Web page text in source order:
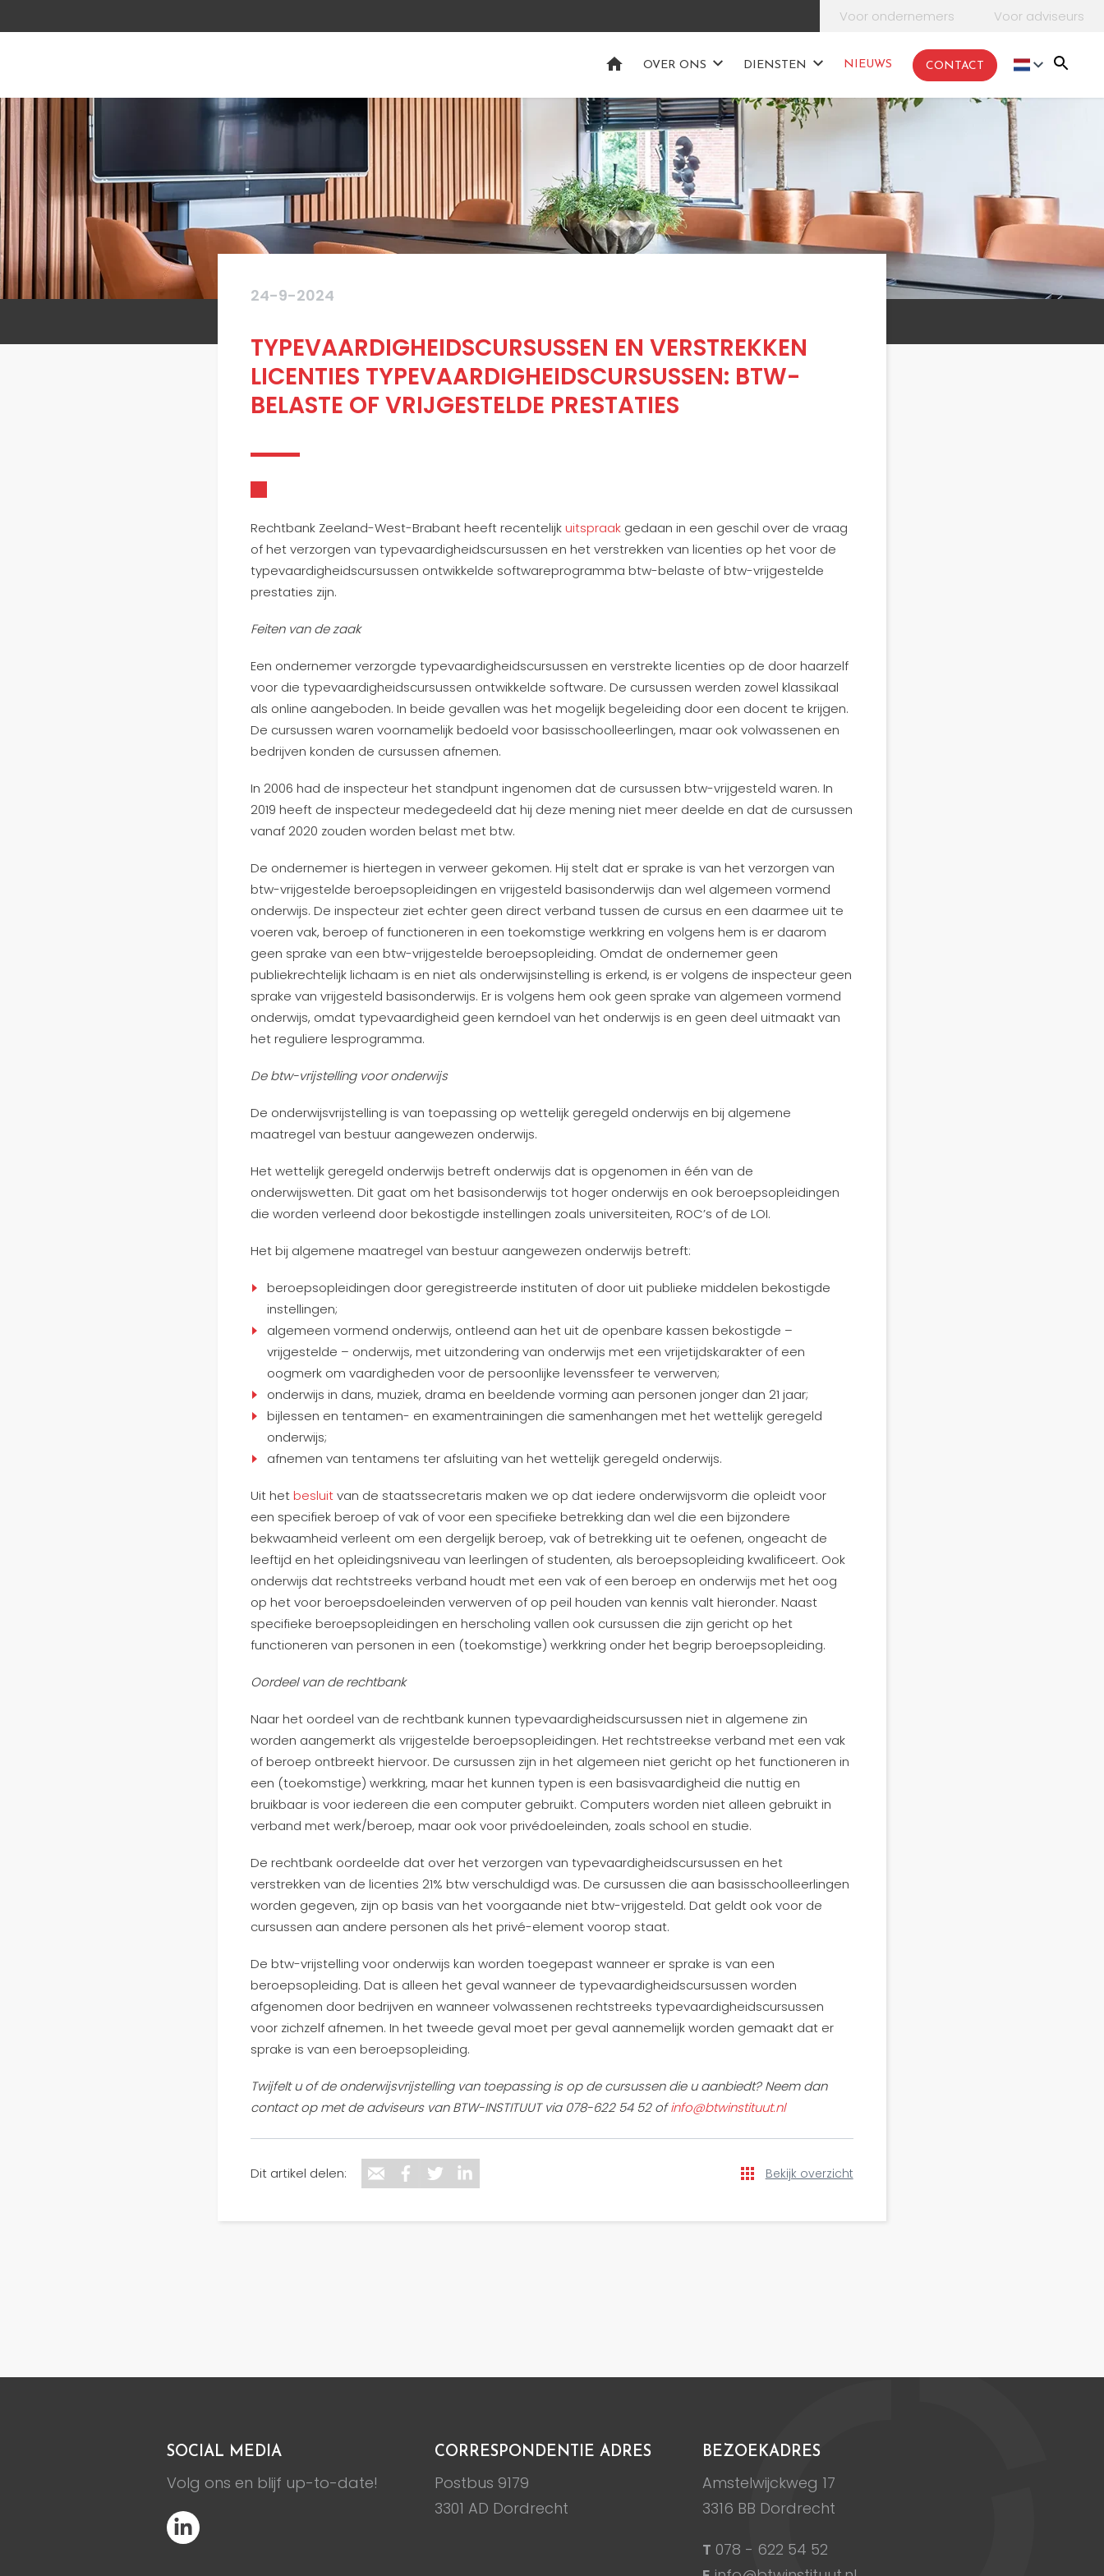
Voor ondernemers Voor adviseurs
HOMEOVER ONS DIENSTEN NIEUWS CONTACT
24-9-2024
TYPEVAARDIGHEIDSCURSUSSEN EN VERSTREKKEN
LICENTIES TYPEVAARDIGHEIDSCURSUSSEN: BTW-
BELASTE OF VRIJGESTELDE PRESTATIES
Rechtbank Zeeland-West-Brabant heeft recentelijkuitspraak gedaan in een geschil over de vraag
of het verzorgen van typevaardigheidscursussen en het verstrekken van licenties op het voor de
typevaardigheidscursussen ontwikkelde softwareprogramma btw-belaste of btw-vrijgestelde
prestaties zijn.
Feiten van de zaak
Een ondernemer verzorgde typevaardigheidscursussen en verstrekte licenties op de door haarzelf
voor die typevaardigheidscursussen ontwikkelde software. De cursussen werden zowel klassikaal
als online aangeboden. In beide gevallen was het mogelijk begeleiding door een docent te krijgen.
De cursussen waren voornamelijk bedoeld voor basisschoolleerlingen, maar ook volwassenen en
bedrijven konden de cursussen afnemen.
In 2006 had de inspecteur het standpunt ingenomen dat de cursussen btw-vrijgesteld waren. In
2019 heeft de inspecteur medegedeeld dat hij deze mening niet meer deelde en dat de cursussen
vanaf 2020 zouden worden belast met btw.
De ondernemer is hiertegen in verweer gekomen. Hij stelt dat er sprake is van het verzorgen van
btw-vrijgestelde beroepsopleidingen en vrijgesteld basisonderwijs dan wel algemeen vormend
onderwijs. De inspecteur ziet echter geen direct verband tussen de cursus en een daarmee uit te
voeren vak, beroep of functioneren in een toekomstige werkkring en volgens hem is er daarom
geen sprake van een btw-vrijgestelde beroepsopleiding. Omdat de ondernemer geen
publiekrechtelijk lichaam is en niet als onderwijsinstelling is erkend, is er volgens de inspecteur geen
sprake van vrijgesteld basisonderwijs. Er is volgens hem ook geen sprake van algemeen vormend
onderwijs, omdat typevaardigheid geen kerndoel van het onderwijs is en geen deel uitmaakt van
het reguliere lesprogramma.
De btw-vrijstelling voor onderwijs
De onderwijsvrijstelling is van toepassing op wettelijk geregeld onderwijs en bij algemene
maatregel van bestuur aangewezen onderwijs.
Het wettelijk geregeld onderwijs betreft onderwijs dat is opgenomen in één van de
onderwijswetten. Dit gaat om het basisonderwijs tot hoger onderwijs en ook beroepsopleidingen
die worden verleend door bekostigde instellingen zoals universiteiten, ROC’s of de LOI.
Het bij algemene maatregel van bestuur aangewezen onderwijs betreft:
beroepsopleidingen door geregistreerde instituten of door uit publieke middelen bekostigde
instellingen;
algemeen vormend onderwijs, ontleend aan het uit de openbare kassen bekostigde –
vrijgestelde – onderwijs, met uitzondering van onderwijs met een vrijetijdskarakter of een
oogmerk om vaardigheden voor de persoonlijke levenssfeer te verwerven;
onderwijs in dans, muziek, drama en beeldende vorming aan personen jonger dan 21 jaar;
bijlessen en tentamen- en examentrainingen die samenhangen met het wettelijk geregeld
onderwijs;
afnemen van tentamens ter afsluiting van het wettelijk geregeld onderwijs.
Uit hetbesluitvan de staatssecretaris maken we op dat iedere onderwijsvorm die opleidt voor
een specifiek beroep of vak of voor een specifieke betrekking dan wel die een bijzondere
bekwaamheid verleent om een dergelijk beroep, vak of betrekking uit te oefenen, ongeacht de
leeftijd en het opleidingsniveau van leerlingen of studenten, als beroepsopleiding kwalificeert. Ook
onderwijs dat rechtstreeks verband houdt met een vak of een beroep en onderwijs met het oog
op het voor beroepsdoeleinden verwerven of op peil houden van kennis valt hieronder. Naast
specifieke beroepsopleidingen en herscholing vallen ook cursussen die zijn gericht op het
functioneren van personen in een (toekomstige) werkkring onder het begrip beroepsopleiding.
Oordeel van de rechtbank
Naar het oordeel van de rechtbank kunnen typevaardigheidscursussen niet in algemene zin
worden aangemerkt als vrijgestelde beroepsopleidingen. Het rechtstreekse verband met een vak
of beroep ontbreekt hiervoor. De cursussen zijn in het algemeen niet gericht op het functioneren in
een (toekomstige) werkkring, maar het kunnen typen is een basisvaardigheid die nuttig en
bruikbaar is voor iedereen die een computer gebruikt. Computers worden niet alleen gebruikt in
verband met werk/beroep, maar ook voor privédoeleinden, zoals school en studie.
De rechtbank oordeelde dat over het verzorgen van typevaardigheidscursussen en het
verstrekken van de licenties 21% btw verschuldigd was. De cursussen die aan basisschoolleerlingen
worden gegeven, zijn op basis van het voorgaande niet btw-vrijgesteld. Dat geldt ook voor de
cursussen aan andere personen als het privé-element voorop staat.
De btw-vrijstelling voor onderwijs kan worden toegepast wanneer er sprake is van een
beroepsopleiding. Dat is alleen het geval wanneer de typevaardigheidscursussen worden
afgenomen door bedrijven en wanneer volwassenen rechtstreeks typevaardigheidscursussen
voor zichzelf afnemen. In het tweede geval moet per geval aannemelijk worden gemaakt dat er
sprake is van een beroepsopleiding.
Twijfelt u of de onderwijsvrijstelling van toepassing is op de cursussen die u aanbiedt? Neem dan
contact op met de adviseurs van BTW-INSTITUUT via 078-622 54 52 ofinfo@btwinstituut.nl
Dit artikel delen: Bekijk overzicht
SOCIAL MEDIA
Volg ons en blijf up-to-date!
CORRESPONDENTIE ADRES
Postbus 9179
3301 AD Dordrecht
BEZOEKADRES
Amstelwijckweg 17
3316 BB Dordrecht
T 078 - 622 54 52